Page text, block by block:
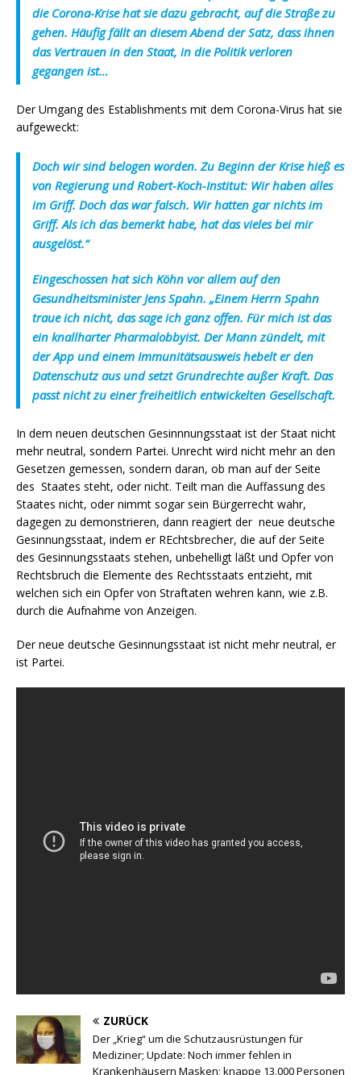
die Corona-Krise hat sie dazu gebracht, auf die Straße zu
gehen. Häufig fällt an diesem Abend der Satz, dass ihnen
das Vertrauen in den Staat, in die Politik verloren
gegangen ist…
Der Umgang des Establishments mit dem Corona-Virus hat sie
aufgeweckt:
Doch wir sind belogen worden. Zu Beginn der Krise hieß es
von Regierung und Robert-Koch-Institut: Wir haben alles
im Griff. Doch das war falsch. Wir hatten gar nichts im
Griff. Als ich das bemerkt habe, hat das vieles bei mir
ausgelöst.“
Eingeschossen hat sich Köhn vor allem auf den
Gesundheitsminister Jens Spahn. „Einem Herrn Spahn
traue ich nicht, das sage ich ganz offen. Für mich ist das
ein knallharter Pharmalobbyist. Der Mann zündelt, mit
der App und einem Immunitätsausweis hebelt er den
Datenschutz aus und setzt Grundrechte außer Kraft. Das
passt nicht zu einer freiheitlich entwickelten Gesellschaft.
In dem neuen deutschen Gesinnnungsstaat ist der Staat nicht
mehr neutral, sondern Partei. Unrecht wird nicht mehr an den
Gesetzen gemessen, sondern daran, ob man auf der Seite
des Staates steht, oder nicht. Teilt man die Auffassung des
Staates nicht, oder nimmt sogar sein Bürgerrecht wahr,
dagegen zu demonstrieren, dann reagiert der neue deutsche
Gesinnungsstaat, indem er REchtsbrecher, die auf der Seite
des Gesinnungsstaats stehen, unbehelligt läßt und Opfer von
Rechtsbruch die Elemente des Rechtsstaats entzieht, mit
welchen sich ein Opfer von Straftaten wehren kann, wie z.B.
durch die Aufnahme von Anzeigen.
Der neue deutsche Gesinnungsstaat ist nicht mehr neutral, er
ist Partei.
ZURÜCK
Der „Krieg“ um die Schutzausrüstungen für
Mediziner; Update: Noch immer fehlen in
Krankenhäusern Masken; knappe 13.000 Personen